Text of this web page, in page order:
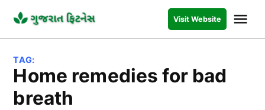
content
FITNESS
Visit Website
TAG:
Home remedies for bad
breath